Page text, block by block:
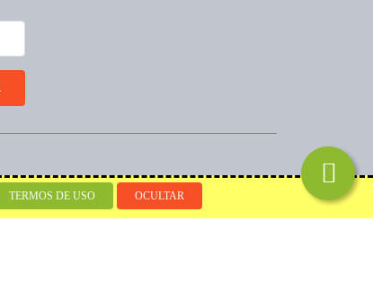
Desenvolvido por
TERMOS DE USO OCULTAR